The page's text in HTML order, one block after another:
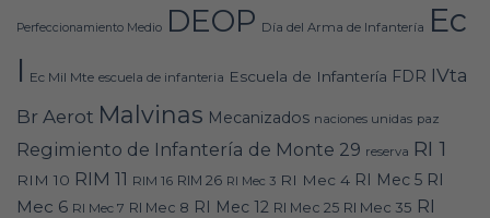
Perfeccionamiento Medio DEOP Día del Arma de Infantería Ec
I Ec Mil Mte escuela de infanteria Escuela de Infantería FDR IVta
Br Aerot Malvinas Mecanizados naciones unidas paz
Regimiento de Infantería de Monte 29 reserva RI 1
RIM 10 RIM 11 RIM 16 RIM 26 RI Mec 3 RI Mec 4 RI Mec 5 RI
Mec 6 RI Mec 7 RI Mec 8 RI Mec 12 RI Mec 25 RI Mec 35 RI